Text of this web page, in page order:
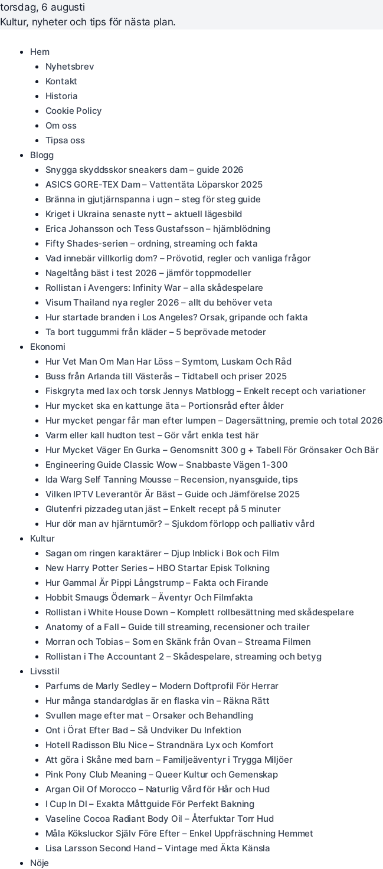
torsdag, 6 augusti
Kultur, nyheter och tips för nästa plan.
Hem
Nyhetsbrev
Kontakt
Historia
Cookie Policy
Om oss
Tipsa oss
Blogg
Snygga skyddsskor sneakers dam – guide 2026
ASICS GORE-TEX Dam – Vattentäta Löparskor 2025
Bränna in gjutjärnspanna i ugn – steg för steg guide
Kriget i Ukraina senaste nytt – aktuell lägesbild
Erica Johansson och Tess Gustafsson – hjärnblödning
Fifty Shades-serien – ordning, streaming och fakta
Vad innebär villkorlig dom? – Prövotid, regler och vanliga frågor
Nageltång bäst i test 2026 – jämför toppmodeller
Rollistan i Avengers: Infinity War – alla skådespelare
Visum Thailand nya regler 2026 – allt du behöver veta
Hur startade branden i Los Angeles? Orsak, gripande och fakta
Ta bort tuggummi från kläder – 5 beprövade metoder
Ekonomi
Hur Vet Man Om Man Har Löss – Symtom, Luskam Och Råd
Buss från Arlanda till Västerås – Tidtabell och priser 2025
Fiskgryta med lax och torsk Jennys Matblogg – Enkelt recept och variationer
Hur mycket ska en kattunge äta – Portionsråd efter ålder
Hur mycket pengar får man efter lumpen – Dagersättning, premie och total 2026
Varm eller kall hudton test – Gör vårt enkla test här
Hur Mycket Väger En Gurka – Genomsnitt 300 g + Tabell För Grönsaker Och Bär
Engineering Guide Classic Wow – Snabbaste Vägen 1-300
Ida Warg Self Tanning Mousse – Recension, nyansguide, tips
Vilken IPTV Leverantör Är Bäst – Guide och Jämförelse 2025
Glutenfri pizzadeg utan jäst – Enkelt recept på 5 minuter
Hur dör man av hjärntumör? – Sjukdom förlopp och palliativ vård
Kultur
Sagan om ringen karaktärer – Djup Inblick i Bok och Film
New Harry Potter Series – HBO Startar Episk Tolkning
Hur Gammal Är Pippi Långstrump – Fakta och Firande
Hobbit Smaugs Ödemark – Äventyr Och Filmfakta
Rollistan i White House Down – Komplett rollbesättning med skådespelare
Anatomy of a Fall – Guide till streaming, recensioner och trailer
Morran och Tobias – Som en Skänk från Ovan – Streama Filmen
Rollistan i The Accountant 2 – Skådespelare, streaming och betyg
Livsstil
Parfums de Marly Sedley – Modern Doftprofil För Herrar
Hur många standardglas är en flaska vin – Räkna Rätt
Svullen mage efter mat – Orsaker och Behandling
Ont i Örat Efter Bad – Så Undviker Du Infektion
Hotell Radisson Blu Nice – Strandnära Lyx och Komfort
Att göra i Skåne med barn – Familjeäventyr i Trygga Miljöer
Pink Pony Club Meaning – Queer Kultur och Gemenskap
Argan Oil Of Morocco – Naturlig Vård för Hår och Hud
I Cup In Dl – Exakta Måttguide För Perfekt Bakning
Vaseline Cocoa Radiant Body Oil – Återfuktar Torr Hud
Måla Köksluckor Själv Före Efter – Enkel Uppfräschning Hemmet
Lisa Larsson Second Hand – Vintage med Äkta Känsla
Nöje